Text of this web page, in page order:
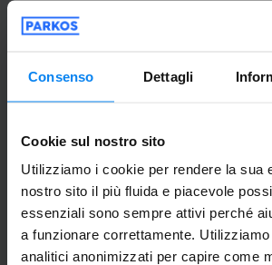
Consenso Dettagli
Cookie sul nostro sito
Utilizziamo i cookie per rendere la sua
nostro sito il più fluida e piacevole
essenziali sono sempre attivi perché
a funzionare correttamente.
analitici anonimizzati per capire come
Maurizio Castorina
Parcheggio da 01/09/22 a 05/09/22